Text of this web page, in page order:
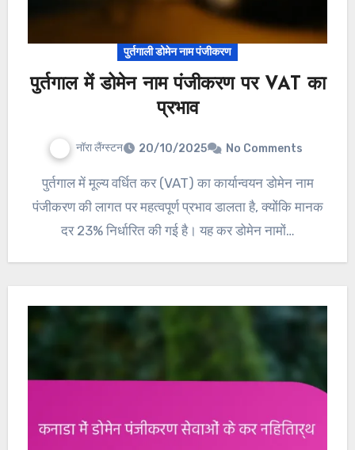
पुर्तगाली डोमेन नाम पंजीकरण
पुर्तगाल में डोमेन नाम पंजीकरण पर VAT का
प्रभाव
नॉरा लैंग्स्टन 20/10/2025 No Comments
पुर्तगाल में मूल्य वर्धित कर (VAT) का कार्यान्वयन डोमेन नाम
पंजीकरण की लागत पर महत्वपूर्ण प्रभाव डालता है, क्योंकि मानक
दर 23% निर्धारित की गई है। यह कर डोमेन नामों…